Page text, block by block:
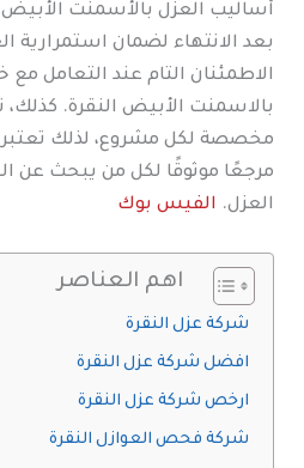
أساليب العزل بالأسمنت
بعد الانتهاء لضمان استمرارية
الاطمئنان التام عند التعامل
بالاسمنت الأبيض النقرة.
مخصصة لكل مشروع، لذلك تعتبر
مرجعًا موثوقًا لكل من يبحث عن
العزل. الفيس بوك
اهم العناصر
شركة عزل النقرة
افضل شركة عزل النقرة
ارخص شركة عزل النقرة
شركة فحص العوازل النقرة